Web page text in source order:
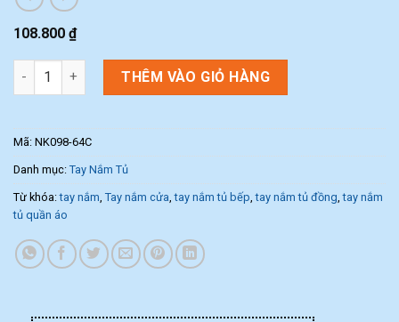
108.800 ₫
Tay nắm tủ dạng cánh dơi cổ NK098-64C (Màu Cổ) số lượng
THÊM VÀO GIỎ HÀNG
Mã: NK098-64C
Danh mục: Tay Nắm Tủ
Từ khóa:tay nắm Tay nắm cửa ,tay nắm tủ bếp ,tay nắm tủ đồng ,tay nắm
tủ quần áo